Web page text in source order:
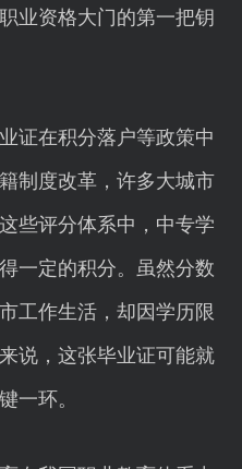
业资格大门的第一把钥
证在积分落户等政策中
制度改革，许多大城市
些评分体系中，中专学
一定的积分。虽然分数
工作生活，却因学历限
说，这张毕业证可能就
一环。